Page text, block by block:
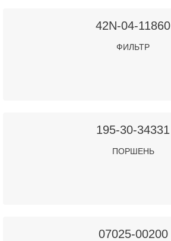
42N-04-11860
ФИЛЬТР
195-30-34331
ПОРШЕНЬ
07025-00200